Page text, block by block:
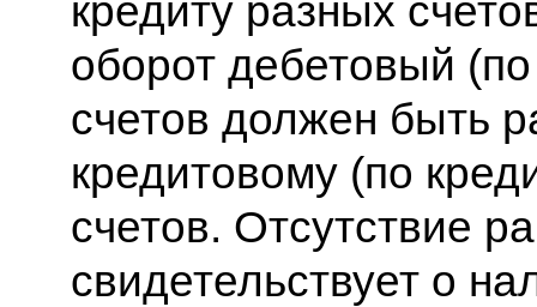
кредиту разных
оборот дебетовый
счетов должен быть
кредитовому (по
счетов. Отсутствие
свидетельствует о